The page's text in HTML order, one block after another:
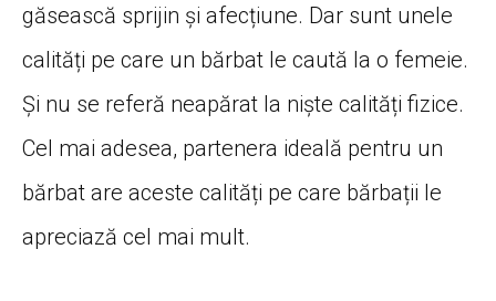
găsească sprijin și afecțiune. Dar sunt unele
calități pe care un bărbat le caută la o femeie.
Și nu se referă neapărat la niște calități fizice.
Cel mai adesea, partenera ideală pentru un
bărbat are aceste calități pe care bărbații le
apreciază cel mai mult.